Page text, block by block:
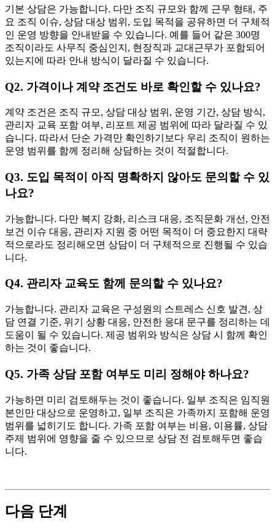
기본 상담은 가능합니다. 다만 조직 규모와 함께 근무 형태, 주
요 조직 이슈, 상담 대상 범위, 도입 목적을 공유하면 더 구체적
인 운영 방향을 안내받을 수 있습니다. 예를 들어 같은 300명
조직이라도 사무직 중심인지, 현장직과 교대근무가 포함되어
있는지에 따라 안내 방식이 달라질 수 있습니다.
Q2. 가격이나 계약 조건도 바로 확인할 수 있나요?
계약 조건은 조직 규모, 상담 대상 범위, 운영 기간, 상담 방식,
관리자 교육 포함 여부, 리포트 제공 범위에 따라 달라질 수 있
습니다. 따라서 단순 가격만 확인하기보다 우리 조직이 원하는
운영 범위를 함께 정리해 상담하는 것이 적절합니다.
Q3. 도입 목적이 아직 명확하지 않아도 문의할 수 있
나요?
가능합니다. 다만 복지 강화, 리스크 대응, 조직문화 개선, 안전
보건 이슈 대응, 관리자 지원 중 어떤 목적이 더 중요한지 대략
적으로라도 정리해오면 상담이 더 구체적으로 진행될 수 있습
니다.
Q4. 관리자 교육도 함께 문의할 수 있나요?
가능합니다. 관리자 교육은 구성원의 스트레스 신호 발견, 상
담 연결 기준, 위기 상황 대응, 안전한 응대 문구를 정리하는 데
도움이 될 수 있습니다. 제공 범위와 방식은 상담 시 함께 확인
하는 것이 좋습니다.
Q5. 가족 상담 포함 여부도 미리 정해야 하나요?
가능하면 미리 검토해두는 것이 좋습니다. 일부 조직은 임직원
본인만 대상으로 운영하고, 일부 조직은 가족까지 포함해 운영
범위를 넓히기도 합니다. 가족 포함 여부는 비용, 이용률, 상담
주제 범위에 영향을 줄 수 있으므로 상담 전 검토해두면 좋습
니다.
다음 단계